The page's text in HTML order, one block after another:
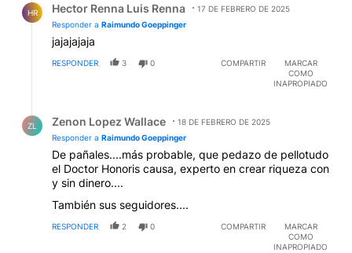
HR Hector Renna Luis Renna
17 DE FEBRERO DE 2025
Responder a Raimundo Goeppinger
jajajajaja
RESPONDER 3 0 COMPARTIR
MARCAR
COMO
INAPROPIADO
ZL Zenon Lopez Wallace
18 DE FEBRERO DE 2025
Responder a Raimundo Goeppinger
De pañales....más probable, que pedazo de pellotudo
el Doctor Honoris causa, experto en crear riqueza con
y sin dinero....
También sus seguidores....
RESPONDER 2 0 COMPARTIR
MARCAR
COMO
INAPROPIADO